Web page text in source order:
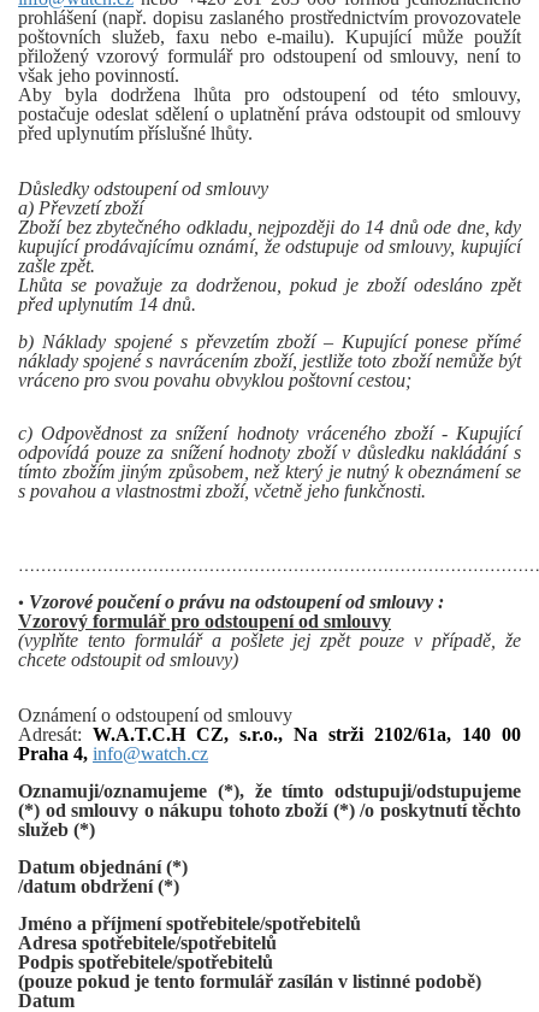
prohlášení (např. dopisu zaslaného prostřednictvím provozovatele
poštovních služeb, faxu nebo e-mailu). Kupující může použít
přiložený vzorový formulář pro odstoupení od smlouvy, není to
však jeho povinností.
Aby byla dodržena lhůta pro odstoupení od této smlouvy,
postačuje odeslat sdělení o uplatnění práva odstoupit od smlouvy
před uplynutím příslušné lhůty.
Důsledky odstoupení od smlouvy
a) Převzetí zboží
Zboží bez zbytečného odkladu, nejpozději do 14 dnů ode dne, kdy
kupující prodávajícímu oznámí, že odstupuje od smlouvy, kupující
zašle zpět.
Lhůta se považuje za dodrženou, pokud je zboží odesláno zpět
před uplynutím 14 dnů.
b) Náklady spojené s převzetím zboží – Kupující ponese přímé
náklady spojené s navrácením zboží, jestliže toto zboží nemůže být
vráceno pro svou povahu obvyklou poštovní cestou;
c) Odpovědnost za snížení hodnoty vráceného zboží - Kupující
odpovídá pouze za snížení hodnoty zboží v důsledku nakládání s
tímto zbožím jiným způsobem, než který je nutný k obeznámení se
s povahou a vlastnostmi zboží, včetně jeho funkčnosti.
• Vzorové poučení o právu na odstoupení od smlouvy :
Vzorový formulář pro odstoupení od smlouvy
(vyplňte tento formulář a pošlete jej zpět pouze v případě, že
chcete odstoupit od smlouvy)
Oznámení o odstoupení od smlouvy
Adresát: W.A.T.C.H CZ, s.r.o., Na strži 2102/61a, 140 00
Praha 4, info@watch.cz
Oznamuji/oznamujeme (*), že tímto odstupuji/odstupujeme
(*) od smlouvy o nákupu tohoto zboží (*) /o poskytnutí těchto
služeb (*)
Datum objednání (*)
/datum obdržení (*)
Jméno a příjmení spotřebitele/spotřebitelů
Adresa spotřebitele/spotřebitelů
Podpis spotřebitele/spotřebitelů
(pouze pokud je tento formulář zasílán v listinné podobě)
Datum